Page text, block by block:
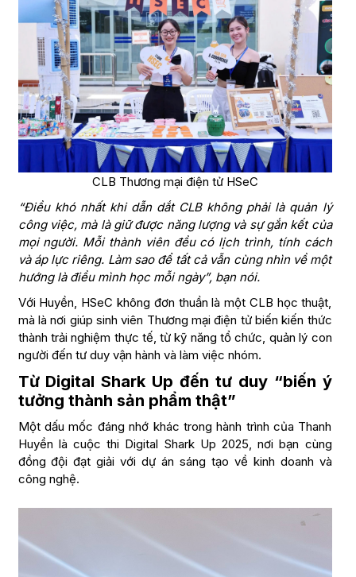
CLB Thương mại điện tử HSeC
“Điều khó nhất khi dẫn dắt CLB không phải là quản lý
công việc, mà là giữ được năng lượng và sự gắn kết của
mọi người. Mỗi thành viên đều có lịch trình, tính cách
và áp lực riêng. Làm sao để tất cả vẫn cùng nhìn về một
hướng là điều mình học mỗi ngày”, bạn nói.
Với Huyền, HSeC không đơn thuần là một CLB học thuật,
mà là nơi giúp sinh viên Thương mại điện tử biến kiến thức
thành trải nghiệm thực tế, từ kỹ năng tổ chức, quản lý con
người đến tư duy vận hành và làm việc nhóm.
Từ Digital Shark Up đến tư duy “biến ý
tưởng thành sản phẩm thật”
Một dấu mốc đáng nhớ khác trong hành trình của Thanh
Huyền là cuộc thi Digital Shark Up 2025, nơi bạn cùng
đồng đội đạt giải với dự án sáng tạo về kinh doanh và
công nghệ.